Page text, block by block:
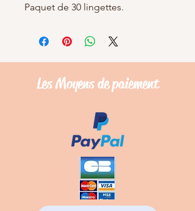
Paquet de 30 lingettes.
Les Moyens depaiement